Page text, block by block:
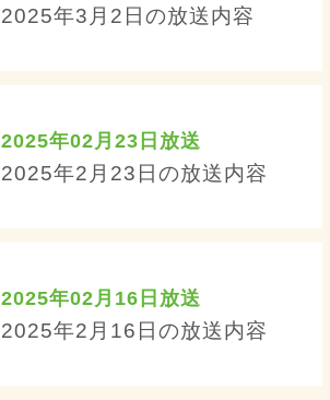
2025年3月2日の放送内容
2025年02月23日放送
2025年2月23日の放送内容
2025年02月16日放送
2025年2月16日の放送内容